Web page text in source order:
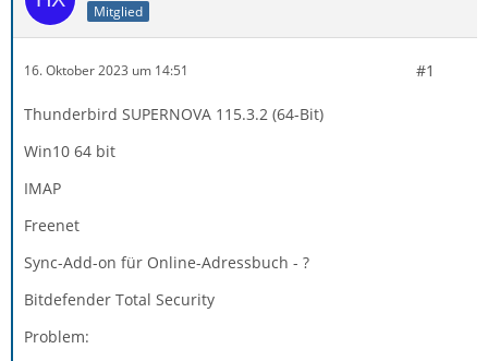
Mitglied
16. Oktober 2023 um 14:51 #1
Thunderbird SUPERNOVA 115.3.2 (64-Bit)
Win10 64 bit
IMAP
Freenet
Sync-Add-on für Online-Adressbuch - ?
Bitdefender Total Security
Problem: